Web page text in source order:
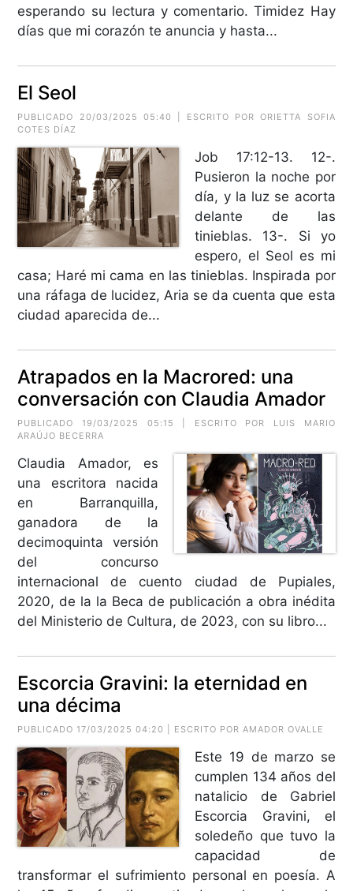
esperando su lectura y comentario. Timidez Hay
días que mi corazón te anuncia y hasta...
El Seol
PUBLICADO 20/03/2025 05:40 | ESCRITO POR ORIETTA SOFIA
COTES DÍAZ
Job 17:12-13. 12-.
Pusieron la noche por
día, y la luz se acorta
delante de las
tinieblas. 13-. Si yo
espero, el Seol es mi
casa; Haré mi cama en las tinieblas. Inspirada por
una ráfaga de lucidez, Aria se da cuenta que esta
ciudad aparecida de...
Atrapados en la Macrored: una
conversación con Claudia Amador
PUBLICADO 19/03/2025 05:15 | ESCRITO POR LUIS MARIO
ARAÚJO BECERRA
Claudia Amador, es
una escritora nacida
en Barranquilla,
ganadora de la
decimoquinta versión
del concurso
internacional de cuento ciudad de Pupiales,
2020, de la la Beca de publicación a obra inédita
del Ministerio de Cultura, de 2023, con su libro...
Escorcia Gravini: la eternidad en
una décima
PUBLICADO 17/03/2025 04:20 | ESCRITO POR AMADOR OVALLE
Este 19 de marzo se
cumplen 134 años del
natalicio de Gabriel
Escorcia Gravini, el
soledeño que tuvo la
capacidad de
transformar el sufrimiento personal en poesía. A